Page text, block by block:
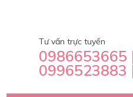
Tư vấn trực tuyến
0986653665
0996523883